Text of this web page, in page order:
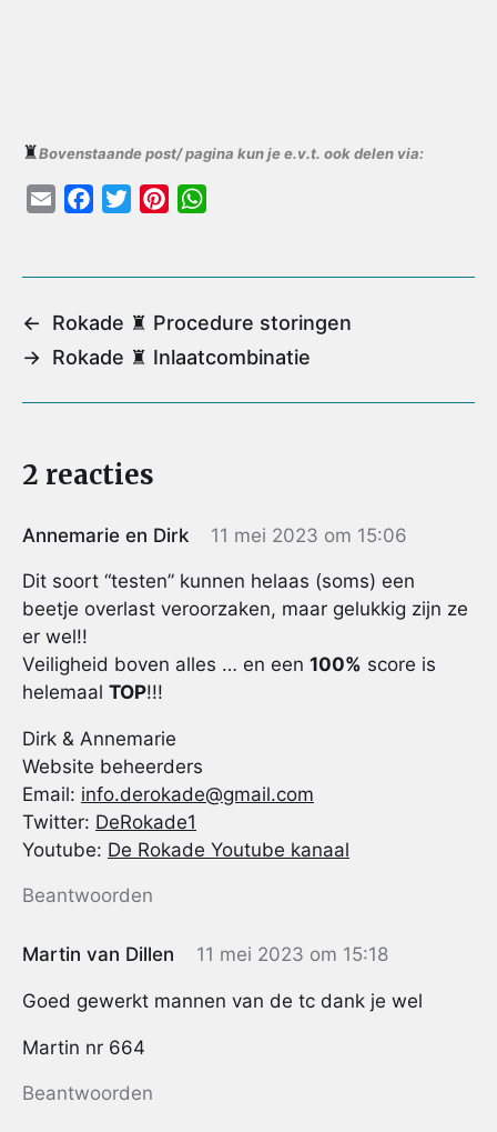
♜Bovenstaande post/ pagina kun je e.v.t. ook delen via:
i
l
e
b
o
k
t
t
r
t
e
e
s
t
s
p
p
←
Rokade ♜ Procedure storingen
→ Rokade ♜ Inlaatcombinatie
2 reacties
Annemarie en Dirk 11 mei 2023 om 15:06
Dit soort “testen” kunnen helaas (soms) een
beetje overlast veroorzaken, maar gelukkig zijn ze
er wel!!
Veiligheid boven alles … en een 100% score is
helemaal TOP!!!
Dirk & Annemarie
Website beheerders
Email: info.derokade@gmail.com
Twitter: DeRokade1
Youtube: De Rokade Youtube kanaal
Beantwoorden
Martin van Dillen 11 mei 2023 om 15:18
Goed gewerkt mannen van de tc dank je wel
Martin nr 664
Beantwoorden